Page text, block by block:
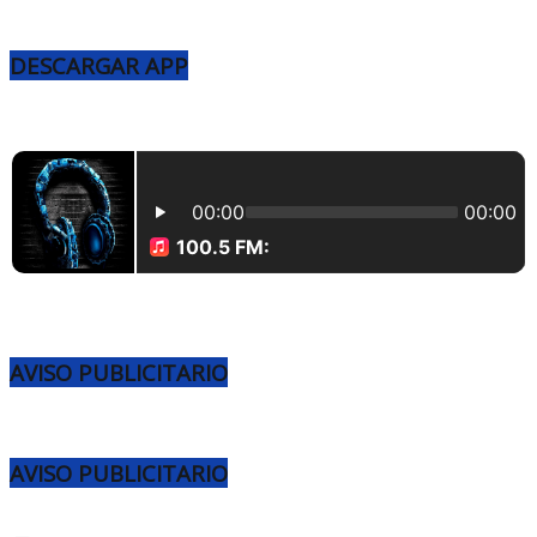
DESCARGAR APP
AVISO PUBLICITARIO
AVISO PUBLICITARIO